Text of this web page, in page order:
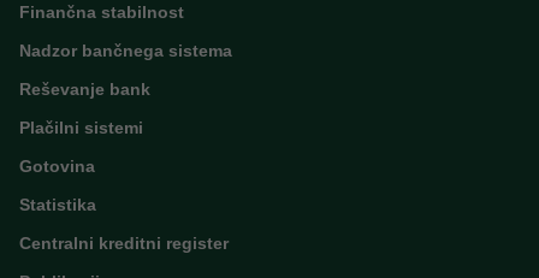
Finančna stabilnost
Nadzor bančnega sistema
Reševanje bank
Plačilni sistemi
Gotovina
Statistika
Centralni kreditni register